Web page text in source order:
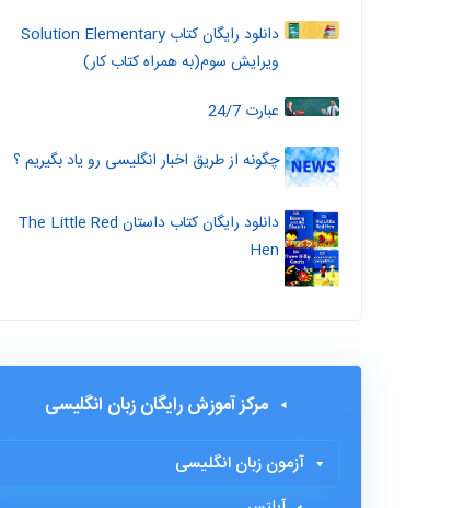
دانلود رایگان کتاب Solution Elementary
ویرایش سوم(به همراه کتاب کار)
عبارت 24/7
چگونه از طریق اخبار انگلیسی رو یاد بگیریم ؟
دانلود رایگان کتاب داستان The Little Red
Hen
مرکز آموزش رایگان زبان انگلیسی
آزمون زبان انگلیسی